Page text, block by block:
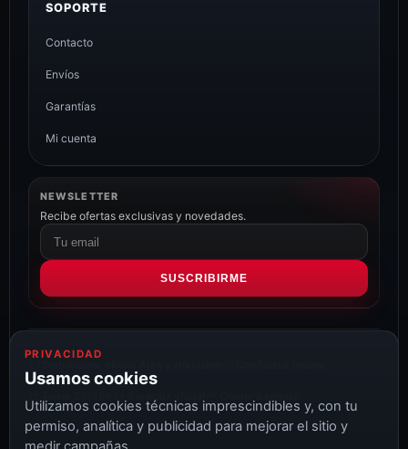
SOPORTE
Contacto
Envíos
Garantías
Mi cuenta
NEWSLETTER
Recibe ofertas exclusivas y novedades.
Correo
electrónico
SUSCRIBIRME
PRIVACIDAD
Usamos cookies
Utilizamos cookies técnicas imprescindibles y, con tu
permiso, analítica y publicidad para mejorar el sitio y